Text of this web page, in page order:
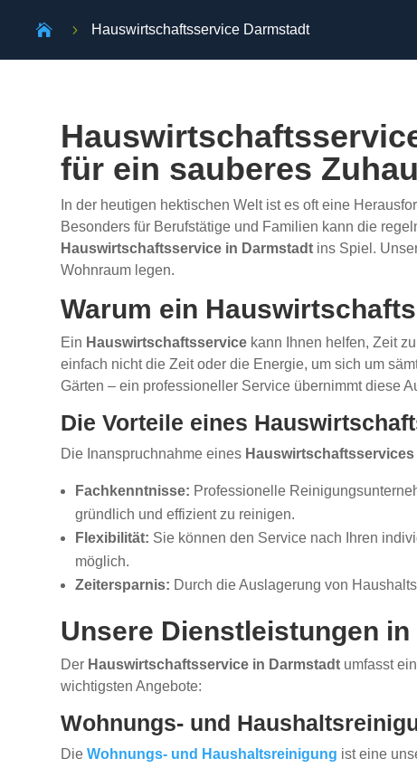
 5 Hauswirtschaftsservice Darmstadt
für ein sauberes
In der heutigen hektischen Welt ist es oft eine
Besonders für Berufstätige und Familien kann die
Hauswirtschaftsservice in Darmstadt ins Spiel.
Wohnraum legen.
Warum ein
Ein Hauswirtschaftsservice kann Ihnen helfen, Zeit
einfach nicht die Zeit oder die Energie, um sich um
Gärten – ein professioneller Service übernimmt diese
Die Vorteile eines
Die Inanspruchnahme eines Hauswirtschaftsservices
Fachkenntnisse: Professionelle
gründlich und effizient zu reinigen.
Flexibilität: Sie können den Service nach Ihren
möglich.
Zeitersparnis: Durch die Auslagerung von
Unsere Dienstleistungen
Der Hauswirtschaftsservice in Darmstadt umfasst
wichtigsten Angebote:
Wohnungs- und
DieWohnungs- und Haushaltsreinigung ist eine